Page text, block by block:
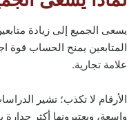
يسعى الجميع إلى زيادة
المتابعين يمنح الحساب قوة
علامة تجارية.
واسعة، ويعتبرونها أكثر جدارة